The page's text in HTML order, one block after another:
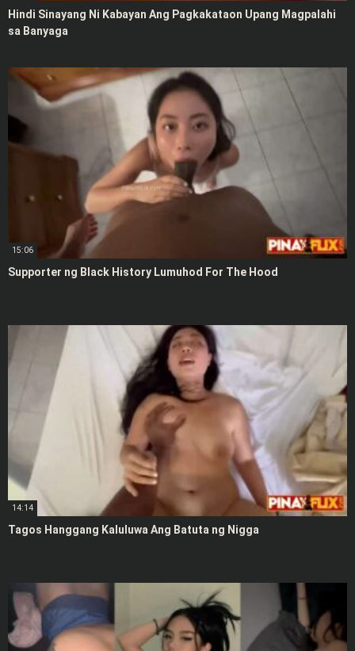
Hindi Sinayang Ni Kabayan Ang Pagkakataon Upang Magpalahi
sa Banyaga
15:06
Supporter ng Black History Lumuhod For The Hood
14:14
Tagos Hanggang Kaluluwa Ang Batuta ng Nigga